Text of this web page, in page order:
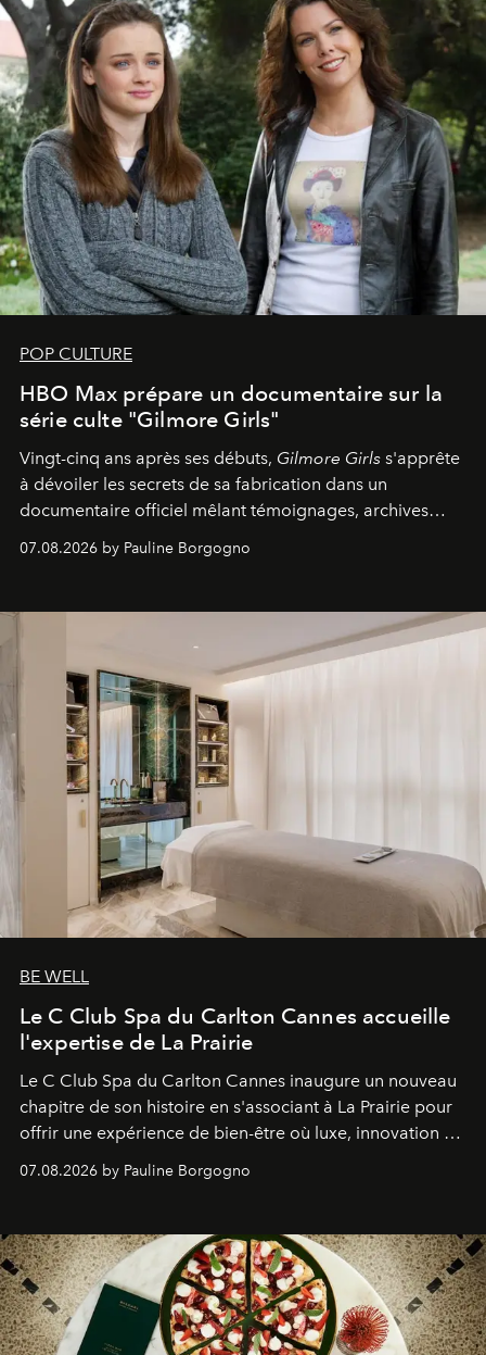
POP CULTURE
HBO Max prépare un documentaire sur la
série culte "Gilmore Girls"
Vingt-cinq ans après ses débuts, Gilmore Girls s'apprête
à dévoiler les secrets de sa fabrication dans un
documentaire officiel mêlant témoignages, archives
inédites et plongée dans les coulisses d'un phénomène
générationnel.
07.08.2026 by Pauline Borgogno
BE WELL
Le C Club Spa du Carlton Cannes accueille
l'expertise de La Prairie
Le C Club Spa du Carlton Cannes inaugure un nouveau
chapitre de son histoire en s'associant à La Prairie pour
offrir une expérience de bien-être où luxe, innovation et
expertise se rencontrent.
07.08.2026 by Pauline Borgogno